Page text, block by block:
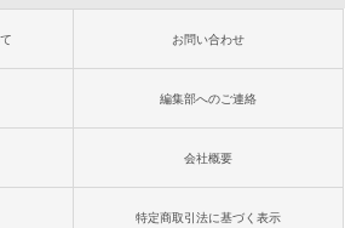
お問い合わせ
編集部へのご連絡
会社概要
特定商取引法に基づく表示